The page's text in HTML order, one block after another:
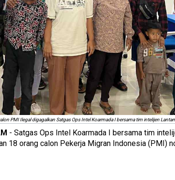
PMI Ilegal digagalkan Satgas Ops Intel Koarmada I bersama tim intelijen
- Satgas Ops Intel Koarmada I bersama tim
18 orang calon Pekerja Migran Indonesia (PMI)